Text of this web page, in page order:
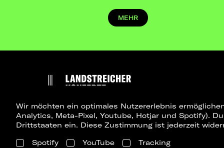
MEHR
Wir möchten ein optimales Nutzererlebnis
Analytics, Meta-Pixel, Youtube, Hotjar und Spotify).
Drittstaaten ein. Diese Zustimmung ist jederzeit
Spotify
YouTube Tracking